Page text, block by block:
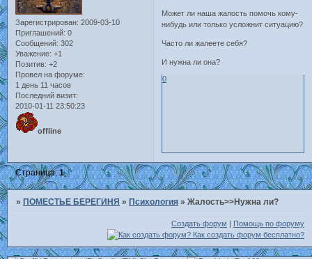
Зарегистрирован: 2009-03-10
Приглашений: 0
Сообщений: 302
Уважение: +1
Позитив: +2
Провел на форуме:
1 день 11 часов
Последний визит:
2010-01-11 23:50:23
offline
Может ли наша жалость помочь кому-
нибудь или только усложнит ситуацию?
Часто ли жалеете себя?
И нужна ли она?
0
Страница:1
»ПОМЕСТЬЕ БЕРЕГИНЯ »Психология »Жалость>>Нужна ли?
Создать форум Помощь по форуму